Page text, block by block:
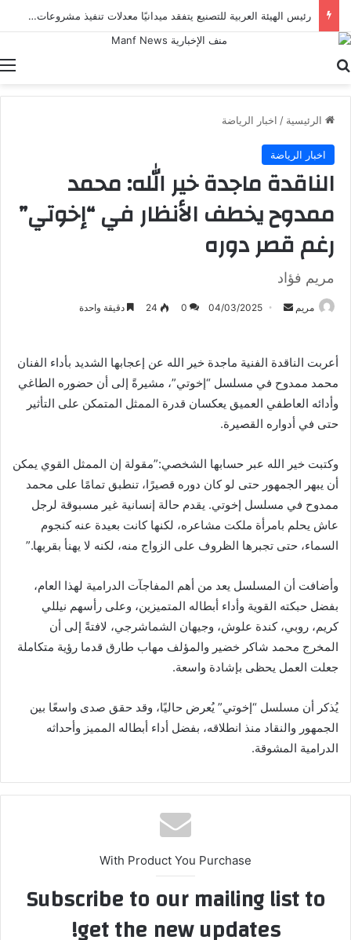
رئيس الهيئة العربية للتصنيع يتفقد ميدانيًا معدلات تنفيذ مشروعات المبادرة الرئاسية “حياة كريمة 1” بأسوان
الرئيسية / اخبار الرياضة
اخبار الرياضة
الناقدة ماجدة خير الله: محمد
ممدوح يخطف الأنظار في “إخوتي”
رغم قصر دوره
مريم فؤاد
مريم
أرسل 04/03/2025
0
24 دقيقة واحدة
أعربت الناقدة الفنية ماجدة خير الله عن إعجابها الشديد بأداء الفنان
محمد ممدوح في مسلسل “إخوتي”، مشيرةً إلى أن حضوره الطاغي
وأدائه العاطفي العميق يعكسان قدرة الممثل المتمكن على التأثير
حتى في أدواره القصيرة.
وكتبت خير الله عبر حسابها الشخصي:”مقولة إن الممثل القوي يمكن
أن يبهر الجمهور حتى لو كان دوره قصيرًا، تنطبق تمامًا على محمد
ممدوح في مسلسل إخوتي. يقدم حالة إنسانية غير مسبوقة لرجل
عاش يحلم بامرأة ملكت مشاعره، لكنها كانت بعيدة عنه كنجوم
السماء، حتى تجبرها الظروف على الزواج منه، لكنه لا يهنأ بقربها.”
وأضافت أن المسلسل يعد من أهم المفاجآت الدرامية لهذا العام،
بفضل حبكته القوية وأداء أبطاله المتميزين، وعلى رأسهم نيللي
كريم، روبي، كندة علوش، وجيهان الشماشرجي، لافتةً إلى أن
المخرج محمد شاكر خضير والمؤلف مهاب طارق قدما رؤية متكاملة
جعلت العمل يحظى بإشادة واسعة.
يُذكر أن مسلسل “إخوتي” يُعرض حاليًا، وقد حقق صدى واسعًا بين
الجمهور والنقاد منذ انطلاقه، بفضل أداء أبطاله المميز وأحداثه
الدرامية المشوقة.
With Product You Purchase
Subscribe to our mailing list to
get the new updates!